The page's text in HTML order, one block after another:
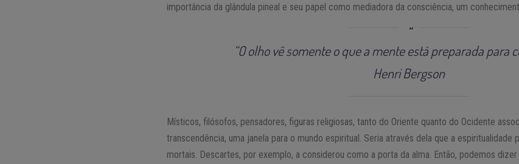
importância da glândula pineal e seu papel como mediadora da consciência, um
“O olho vê somente o que a mente está preparada para
Henri Bergson
Místicos, filósofos, pensadores, figuras religiosas, tanto do Oriente quanto do Ocidente
transcendência, uma janela para o mundo espiritual. Seria através dela que a espiritualidade
mortais. Descartes, por exemplo, a considerou como a porta da alma. Então, podemos